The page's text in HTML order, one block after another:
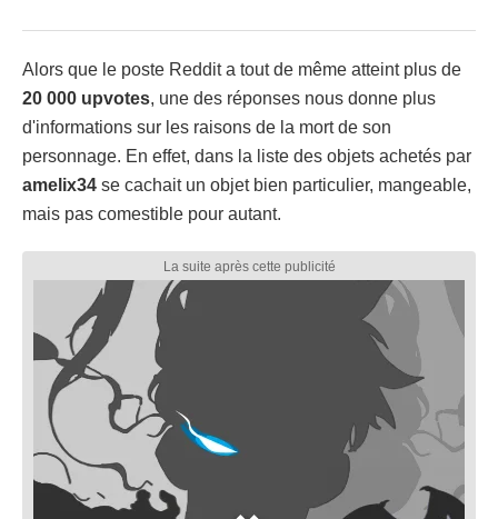
Alors que le poste Reddit a tout de même atteint plus de
20 000 upvotes, une des réponses nous donne plus
d'informations sur les raisons de la mort de son
personnage. En effet, dans la liste des objets achetés par
amelix34 se cachait un objet bien particulier, mangeable,
mais pas comestible pour autant.